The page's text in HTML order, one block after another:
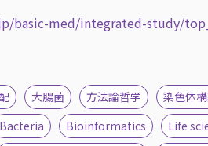
basic-med/integrated-study/
大腸菌 方法論哲学 染色体
Bacteria Bioinformatics Life